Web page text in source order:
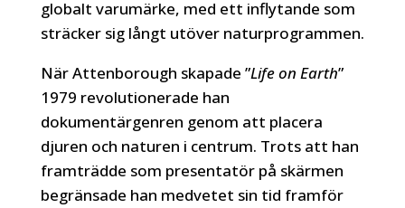
globalt varumärke, med ett inflytande som
sträcker sig långt utöver naturprogrammen.
När Attenborough skapade ”Life on Earth”
1979 revolutionerade han
dokumentärgenren genom att placera
djuren och naturen i centrum. Trots att han
framträdde som presentatör på skärmen
begränsade han medvetet sin tid framför